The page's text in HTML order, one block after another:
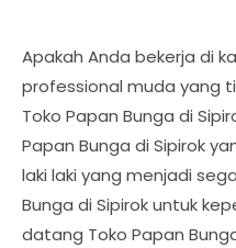
Apakah Anda bekerja di
professional muda yang
Toko Papan Bunga di
Papan Bunga di Sipirok
laki laki yang menjadi
Bunga di Sipirok untuk
datang Toko Papan